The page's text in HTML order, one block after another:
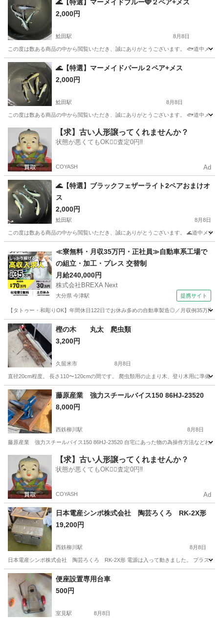
🌊【特選】マーメイドブルー🩵２ペア+メス
2,000円
鯰田駅 8月8日
この度は数ある商品の中から閲覧いただき、誠にありがとうございます。 🐟道中メ
福岡 飯塚市 鯰田駅 メダカ
🌊【特選】マーメイドパール２ペア+メス
2,000円
鯰田駅 8月8日
この度は数ある商品の中から閲覧いただき、誠にありがとうございます。 🐟道中メ
飯塚市 鯰田駅 その他
【求】古い人形譲ってくれませんか？
状態が悪くてもOK🙆‍♀️査定0円‼️
COYASH Ad
🌊【特選】ブラックフェザーライト2ペアおまけオ
ス
2,000円
鯰田駅 8月8日
この度は数ある商品の中から閲覧いただき、誠にありがとうございます。 🌊道中メ
鯰田駅 その他
≪寮無料・月収35万円・正社員≫自動車系工場で
の組立・加工・プレス 交替制
月給240,000円
株式会社BREXA Next
大分県 今津駅 提携サイト
【タトゥー・和彫りOK】年間休日122日でお休み多めの自動車製造◎／月収例35万
大分 中津市 今津駅 その他
樫の木 丸太 爬虫類
3,200円
久留米市 8月8日
直径20cm程度。 長さ110〜120cmの間です。 爬虫類用の止まり木、登り木用に準備
福岡 久留米市 その他 爬虫類
藤原産業 強力スチールバイス150 86HJ-23520
8,000円
西鉄柳川駅 8月8日
藤原産業 強力スチールバイス150 86HJ-23520 自宅にあった物の為操作方法などわか
柳川市 西鉄柳川駅 その他
【求】古い人形譲ってくれませんか？
状態が悪くてもOK🙆‍♀️査定0円‼️
COYASH Ad
日本電産シンポ株式会社 陶芸ろくろ RK-2X形
19,200円
西鉄柳川駅 8月8日
日本電産シンポ株式会社 陶芸ろくろ RK-2X形 電源は入って動きました。 プラスチ
福岡 柳川市 西鉄柳川駅 その他
便座設置専用台車
500円
室見駅 8月8日